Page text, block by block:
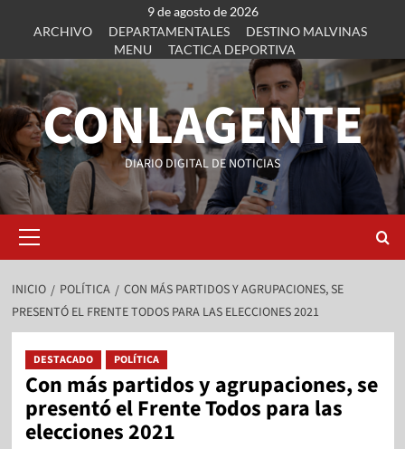
9 de agosto de 2026
ARCHIVO
DEPARTAMENTALES
DESTINO MALVINAS
MENU
TACTICA DEPORTIVA
CONLAGENTE
DIARIO DIGITAL DE NOTICIAS
INICIO POLÍTICA
CON MÁS PARTIDOS Y AGRUPACIONES, SE
PRESENTÓ EL FRENTE TODOS PARA LAS ELECCIONES 2021
DESTACADO POLÍTICA
Con más partidos y agrupaciones, se
presentó el Frente Todos para las
elecciones 2021